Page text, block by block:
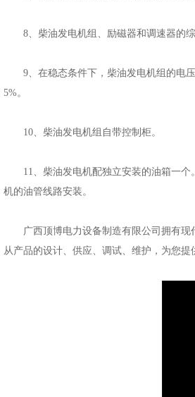
8、柴油发电机组、励磁器和调速器的综
9、在稳态条件下，柴油发电机组的电压
5%。
10、柴油发电机组自带控制柜。
11、柴油发电机配独立安装的油箱一个
机的油管线路安装。
广西顶博电力设备制造有限公司拥有现代
从产品的设计、供应、调试、维护，为您提